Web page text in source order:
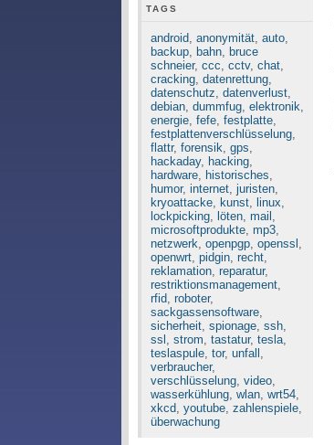
TAGS
android, anonymität, auto,
backup, bahn, bruce
schneier, ccc, cctv, chat,
cracking, datenrettung,
datenschutz, datenverlust,
debian, dummfug, elektronik,
energie, fefe, festplatte,
festplattenverschlüsselung,
flattr, forensik, gps,
hackaday, hacking,
hardware, historisches,
humor, internet, juristen,
kryoattacke, kunst, linux,
lockpicking, löten, mail ,
microsoftprodukte, mp3,
netzwerk, openpgp, openssl ,
openwrt, pidgin, recht,
reklamation, reparatur,
restriktionsmanagement,
rfid, roboter,
sackgassensoftware,
sicherheit, spionage, ssh,
ssl , strom, tastatur, tesla,
teslaspule, tor, unfall ,
verbraucher,
verschlüsselung, video,
wasserkühlung, wlan, wrt54,
xkcd, youtube, zahlenspiele,
überwachung